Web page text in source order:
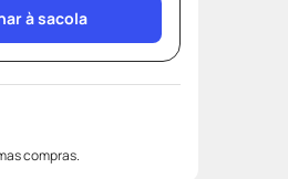
à sacola
compras.